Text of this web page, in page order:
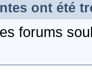
ont été
forums